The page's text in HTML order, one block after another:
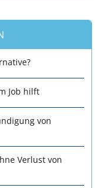
Job hilft
von
Verlust von